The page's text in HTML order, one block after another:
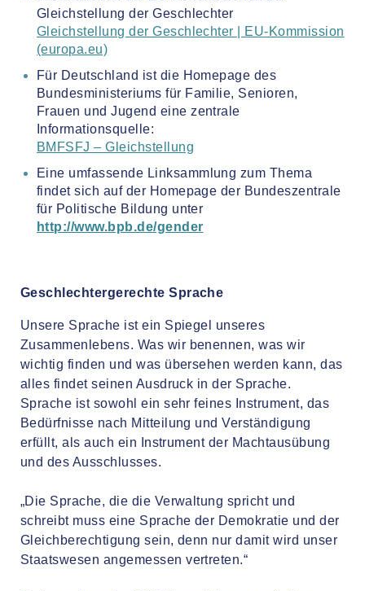
Gleichstellung der Geschlechter
Gleichstellung der Geschlechter | EU-Kommission
(europa.eu)
Für Deutschland ist die Homepage des
Bundesministeriums für Familie, Senioren,
Frauen und Jugend eine zentrale
Informationsquelle:
BMFSFJ – Gleichstellung
Eine umfassende Linksammlung zum Thema
findet sich auf der Homepage der Bundeszentrale
für Politische Bildung unter
http://www.bpb.de/gender
Geschlechtergerechte Sprache
Unsere Sprache ist ein Spiegel unseres
Zusammenlebens. Was wir benennen, was wir
wichtig finden und was übersehen werden kann, das
alles findet seinen Ausdruck in der Sprache.
Sprache ist sowohl ein sehr feines Instrument, das
Bedürfnisse nach Mitteilung und Verständigung
erfüllt, als auch ein Instrument der Machtausübung
und des Ausschlusses.
„Die Sprache, die die Verwaltung spricht und
schreibt muss eine Sprache der Demokratie und der
Gleichberechtigung sein, denn nur damit wird unser
Staatswesen angemessen vertreten.“